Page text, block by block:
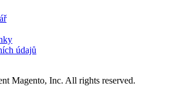
údajů
Magento, Inc. All rights reserved.